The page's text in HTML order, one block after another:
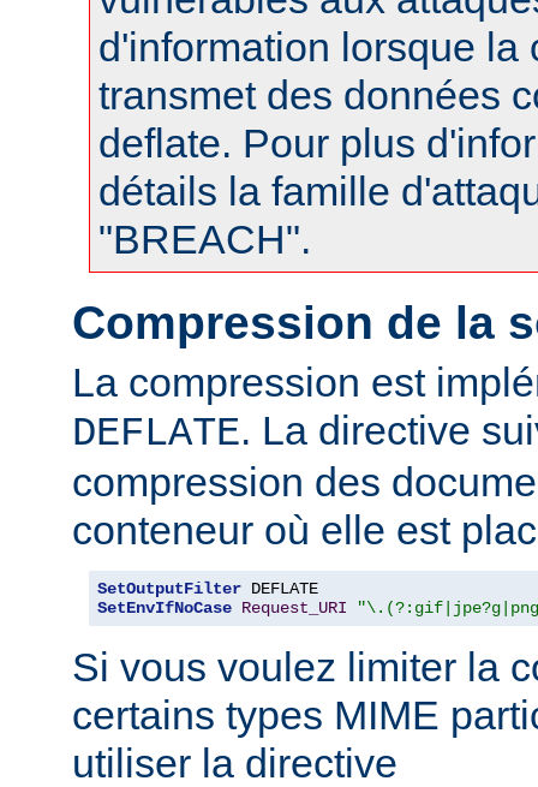
d'information lorsque la
transmet des données
deflate. Pour plus
détails la famille
"BREACH".
Compression de la
La compression est
DEFLATE. La directive
compression des
conteneur où elle est
SetOutputFilter
SetEnvIfNoCase Request_URI
Si vous voulez limiter la
certains types MIME
utiliser la directive